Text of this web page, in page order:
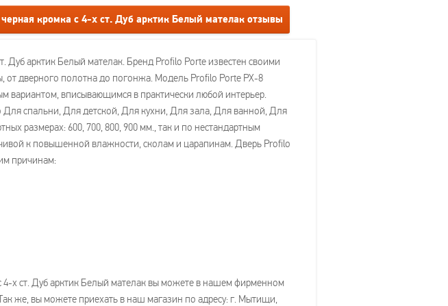
кромка с 4-х ст. Дуб арктик Белый мателак отзывы
арктик Белый мателак. Бренд Profilo Porte известен своими
от дверного полотна до погонжа. Модель Profilo Porte PX-8
вариантом, вписывающимся в практически любой интерьер.
спальни, Для детской, Для кухни, Для зала, Для ванной, Для
размерах: 600, 700, 800, 900 мм., так и по нестандартным
к повышенной влажности, сколам и царапинам. Дверь Profilo
причинам:
4-х ст. Дуб арктик Белый мателак вы можете в нашем фирменном
же, вы можете приехать в наш магазин по адресу: г. Мытищи,